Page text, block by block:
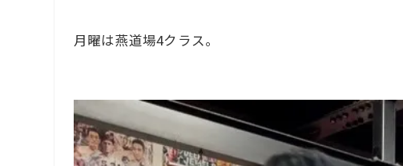
月曜は燕道場4クラス。